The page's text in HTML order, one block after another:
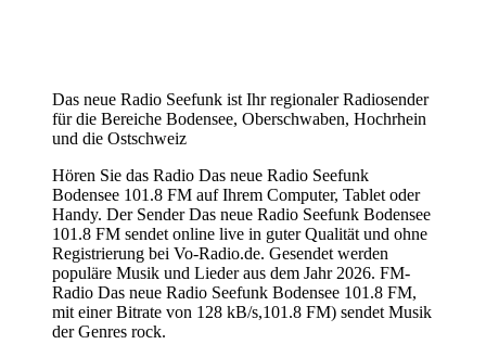
Das neue Radio Seefunk ist Ihr regionaler Radiosender
für die Bereiche Bodensee, Oberschwaben, Hochrhein
und die Ostschweiz
Hören Sie das Radio Das neue Radio Seefunk
Bodensee 101.8 FM auf Ihrem Computer, Tablet oder
Handy. Der Sender Das neue Radio Seefunk Bodensee
101.8 FM sendet online live in guter Qualität und ohne
Registrierung bei Vo-Radio.de. Gesendet werden
populäre Musik und Lieder aus dem Jahr 2026. FM-
Radio Das neue Radio Seefunk Bodensee 101.8 FM,
mit einer Bitrate von 128 kB/s,101.8 FM) sendet Musik
der Genres rock.